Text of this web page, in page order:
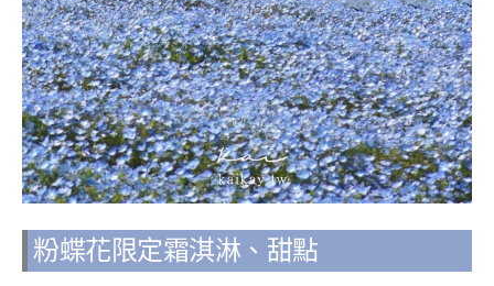
粉蝶花限定霜淇淋、甜點